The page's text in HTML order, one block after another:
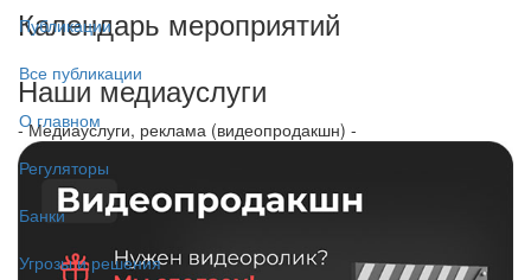
Публикации
Все публикации
О главном
Регуляторы
Банки
Угрозы и решения
Календарь мероприятий
Наши медиауслуги
- Медиауслуги, реклама (видеопродакшн) -